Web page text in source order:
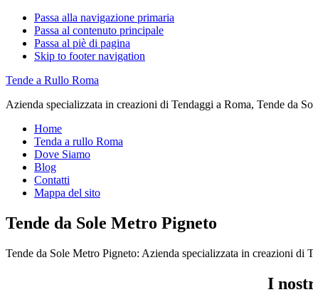
Passa alla navigazione primaria
Passa al contenuto principale
Passa al piè di pagina
Skip to footer navigation
Tende a Rullo Roma
Azienda specializzata in creazioni di Tendaggi a Roma, Tende da
Home
Tenda a rullo Roma
Dove Siamo
Blog
Contatti
Mappa del sito
Tende da Sole Metro Pigneto
Tende da Sole Metro Pigneto: Azienda specializzata in creazioni di
I